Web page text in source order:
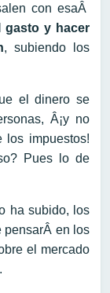
con esaÂ
gasto y hacer
, subiendo los
el dinero se
Â¡y no
los impuestos!
Pues lo de
ha subido, los
pensarÂ en los
el mercado